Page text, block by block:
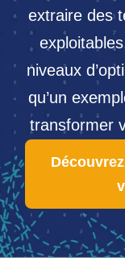
extraire des
niveaux
qu’un
transformer